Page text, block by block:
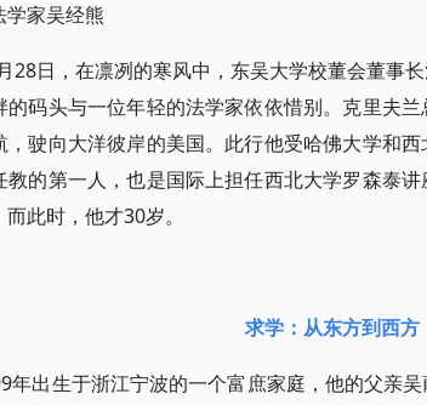
家吴经熊
28日，在凛冽的寒风中，东吴大学校董会董事
的码头与一位年轻的法学家依依惜别。克里夫
，驶向大洋彼岸的美国。此行他受哈佛大学和
教的第一人，也是国际上担任西北大学罗森泰
此时，他才30岁。
求学：从东方到西方
年出生于浙江宁波的一个富庶家庭，他的父亲